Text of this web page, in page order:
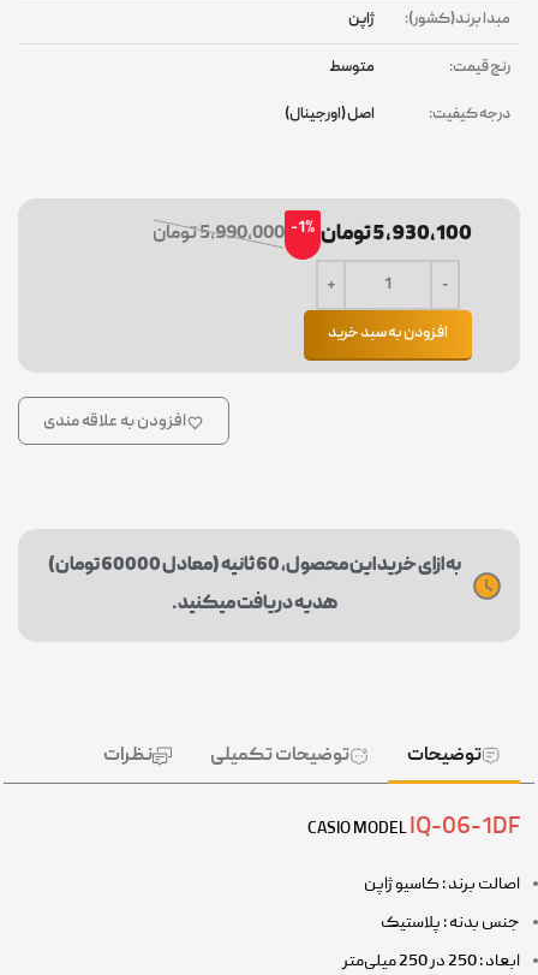
مبدا برند(کشور): ژاپن
رنج قیمت: متوسط
درجه کیفیت: اصل (اورجینال)
5,930,100 تومان -1% 5,990,000 تومان
افزودن به سبد خرید
افزودن به علاقه مندی
به ازای خرید این محصول، 60 ثانیه (معادل 60000 تومان)
هدیه دریافت میکنید.
توضیحات توضیحات تکمیلی نظرات
CASIO MODELIQ-06-1DF
اصالت برند : کاسیو ژاپن
جنس بدنه : پلاستیک
ابعاد : 250 در 250 میلی‌متر